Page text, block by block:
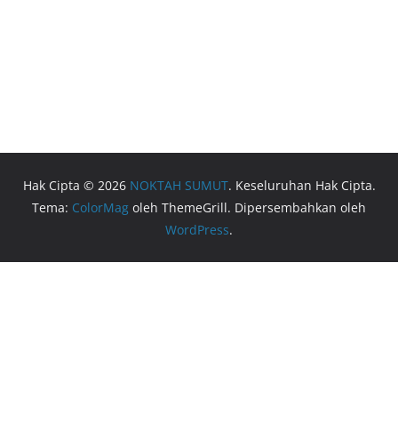
Hak Cipta © 2026 NOKTAH SUMUT. Keseluruhan Hak Cipta.
Tema: ColorMag oleh ThemeGrill. Dipersembahkan oleh
WordPress.